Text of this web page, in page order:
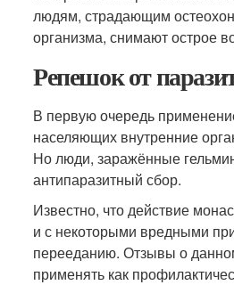
людям, страдающим
организма, снимают острое
Репешок от
В первую очередь
населяющих внутренние
Но люди, заражённые
антипаразитный сбор.
Известно, что действие
и с некоторыми вредными
перееданию. Отзывы о
применять как